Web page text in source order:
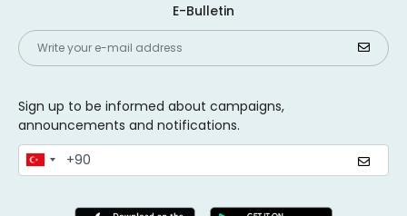
E-Bulletin
Sign up to be informed about campaigns,
announcements and notifications.